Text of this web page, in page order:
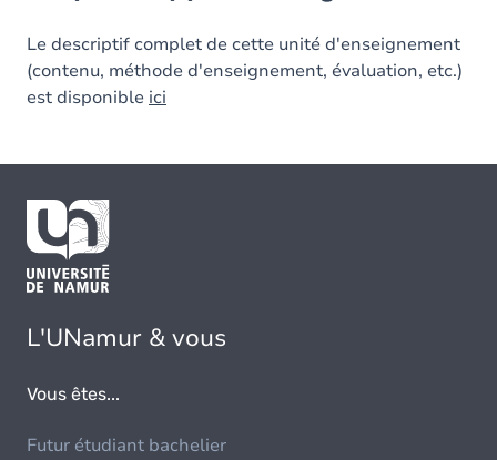
Le descriptif complet de cette unité d'enseignement
(contenu, méthode d'enseignement, évaluation, etc.)
est disponible ici
L'UNamur & vous
Vous êtes...
Futur étudiant bachelier